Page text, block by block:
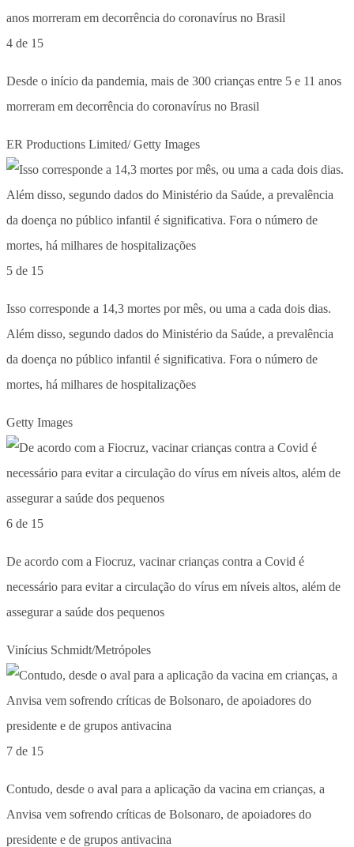
4 de 15
Desde o início da pandemia, mais de 300 crianças entre 5 e 11 anos
morreram em decorrência do coronavírus no Brasil
ER Productions Limited/ Getty Images
5 de 15
Isso corresponde a 14,3 mortes por mês, ou uma a cada dois dias.
Além disso, segundo dados do Ministério da Saúde, a prevalência
da doença no público infantil é significativa. Fora o número de
mortes, há milhares de hospitalizações
Getty Images
6 de 15
De acordo com a Fiocruz, vacinar crianças contra a Covid é
necessário para evitar a circulação do vírus em níveis altos, além de
assegurar a saúde dos pequenos
Vinícius Schmidt/Metrópoles
7 de 15
Contudo, desde o aval para a aplicação da vacina em crianças, a
Anvisa vem sofrendo críticas de Bolsonaro, de apoiadores do
presidente e de grupos antivacina